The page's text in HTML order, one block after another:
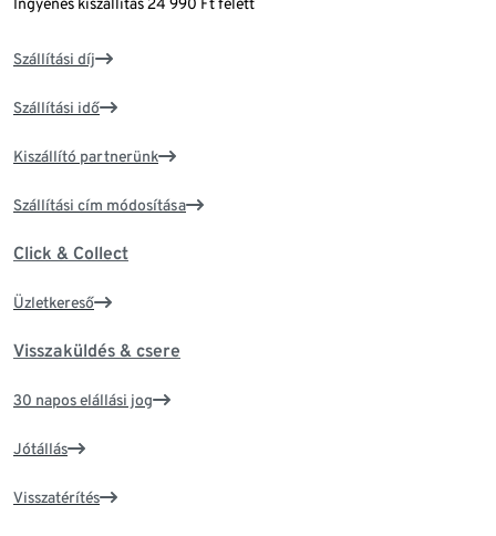
Szállítási díj
Szállítási idő
Kiszállító partnerünk
Szállítási cím módosítása
Click & Collect
Üzletkereső
Visszaküldés & csere
30 napos elállási jog
Jótállás
Visszatérítés